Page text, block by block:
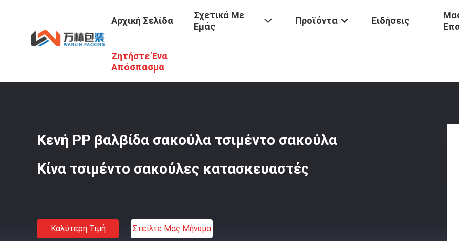
Αρχική Σελίδα
Σχετικά Με
Εμάς
Προϊόντα Ειδήσεις
Ζητήστε Ένα
Απόσπασμα
Προϊόντα / Τσάντες Τσιμέντου PP
Κενή PP βαλβίδα σακούλα τσιμέντο σακούλα
Κίνα τσιμέντο σακούλες κατασκευαστές
Καλύτερη Τιμή Στείλτε Μας Μήνυμα